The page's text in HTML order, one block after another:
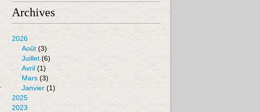
Archives
2026
Août (3)
Juillet (6)
Avril (1)
Mars (3)
Janvier (1)
2025
2023